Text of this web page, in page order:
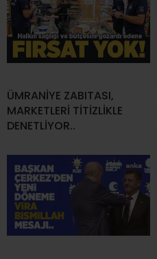
ÜMRANİYE ZABITASI,
MARKETLERİ TİTİZLİKLE
DENETLİYOR..